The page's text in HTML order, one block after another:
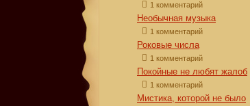
1 комментарий
Необычная музыка
1 комментарий
Роковые числа
1 комментарий
Покойные не любят жалоб
1 комментарий
Мистика, которой не было